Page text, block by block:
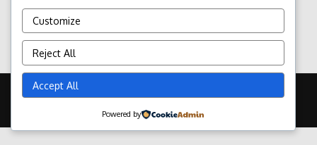
kawasan Indo-...
Read More
Copyright © 2026 Update Terbaru Bali Portal News | Powered by
Customize
Reject All
Accept All
Powered by